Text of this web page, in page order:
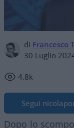
di Francesco
30 Luglio
4.8k
Segui
Dopo lo